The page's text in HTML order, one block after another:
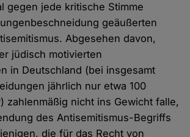
gegen jede kritische Stimme
geäußerten
Abgesehen davon,
jüdisch motivierten
in Deutschland (bei insgesamt
jährlich nur etwa 100
zahlenmäßig nicht ins Gewicht falle,
des Antisemitismus-Begriffs
die für das Recht von